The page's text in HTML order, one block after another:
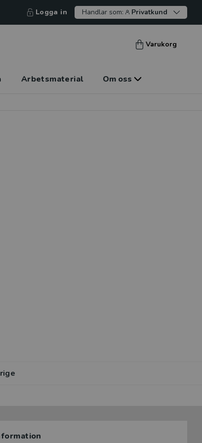
Logga in Handlar som: Privatkund
Varukorg
Arbetsmaterial Om oss